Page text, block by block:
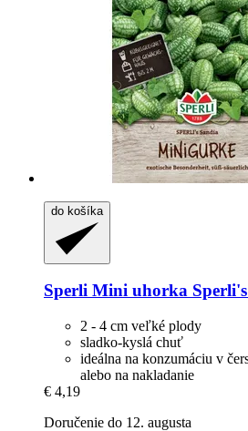
do košíka
Sperli Mini uhorka
2 - 4 cm veľké plody
sladko-kyslá chuť
ideálna na konzumáciu v
alebo na nakladanie
€ 4,19
Doručenie do 12. augusta